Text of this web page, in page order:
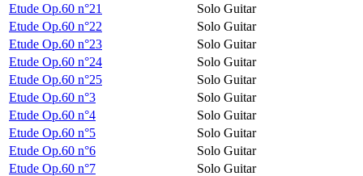
Etude Op.60 n°21
Solo Guitar
Etude Op.60 n°22
Solo Guitar
Etude Op.60 n°23
Solo Guitar
Etude Op.60 n°24
Solo Guitar
Etude Op.60 n°25
Solo Guitar
Etude Op.60 n°3
Solo Guitar
Etude Op.60 n°4
Solo Guitar
Etude Op.60 n°5
Solo Guitar
Etude Op.60 n°6
Solo Guitar
Etude Op.60 n°7
Solo Guitar